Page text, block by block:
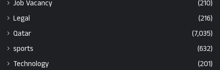
Job Vacancy
(210)
Legal
(216)
Qatar
(7,035)
sports
(632)
Technology
(201)